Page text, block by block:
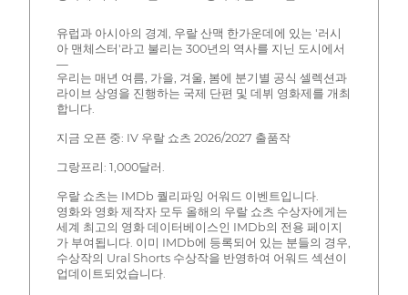
유럽과 아시아의 경계, 우랄 산맥 한가운데에 있는 '러시
아 맨체스터'라고 불리는 300년의 역사를 지닌 도시에서
—
우리는 매년 여름, 가을, 겨울, 봄에 분기별 공식 셀렉션과
라이브 상영을 진행하는 국제 단편 및 데뷔 영화제를 개최
합니다.
지금 오픈 중: IV 우랄 쇼츠 2026/2027 출품작
그랑프리: 1,000달러.
우랄 쇼츠는 IMDb 퀄리파잉 어워드 이벤트입니다.
영화와 영화 제작자 모두 올해의 우랄 쇼츠 수상자에게는
세계 최고의 영화 데이터베이스인 IMDb의 전용 페이지
가 부여됩니다. 이미 IMDb에 등록되어 있는 분들의 경우,
수상작의 Ural Shorts 수상작을 반영하여 어워드 섹션이
업데이트되었습니다.